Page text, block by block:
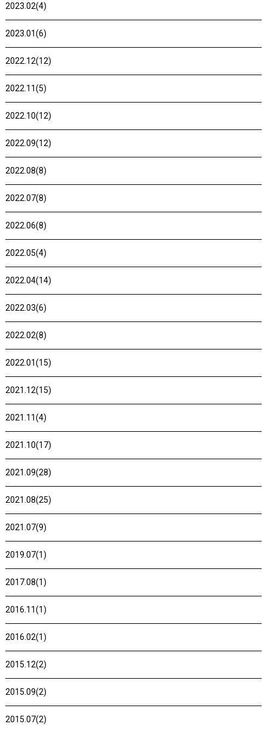
2023.02(4)
2023.01(6)
2022.12(12)
2022.11(5)
2022.10(12)
2022.09(12)
2022.08(8)
2022.07(8)
2022.06(8)
2022.05(4)
2022.04(14)
2022.03(6)
2022.02(8)
2022.01(15)
2021.12(15)
2021.11(4)
2021.10(17)
2021.09(28)
2021.08(25)
2021.07(9)
2019.07(1)
2017.08(1)
2016.11(1)
2016.02(1)
2015.12(2)
2015.09(2)
2015.07(2)